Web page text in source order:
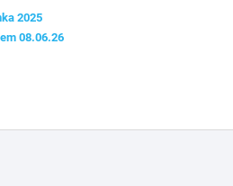
2025
08.06.26